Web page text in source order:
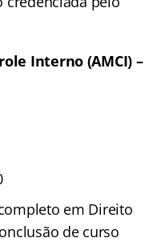
Interno (AMCI) –
em Direito
de curso